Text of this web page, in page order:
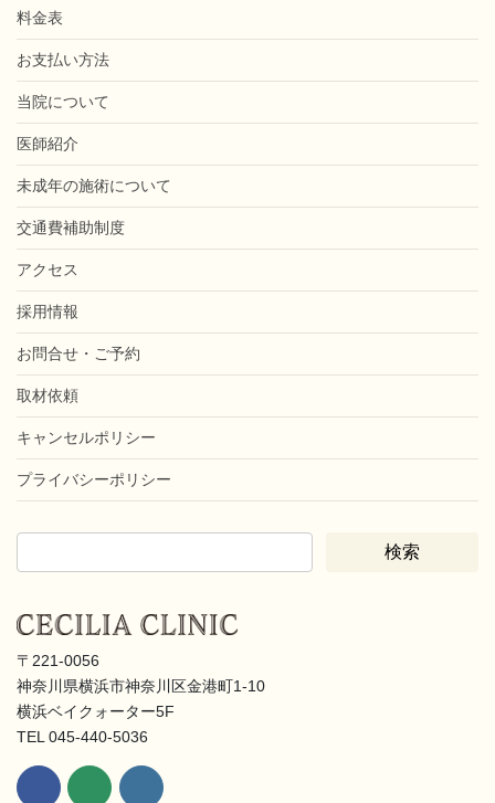
料金表
お支払い方法
当院について
医師紹介
未成年の施術について
交通費補助制度
アクセス
採用情報
お問合せ・ご予約
取材依頼
キャンセルポリシー
プライバシーポリシー
〒221-0056
神奈川県横浜市神奈川区金港町1-10
横浜ベイクォーター5F
TEL 045-440-5036